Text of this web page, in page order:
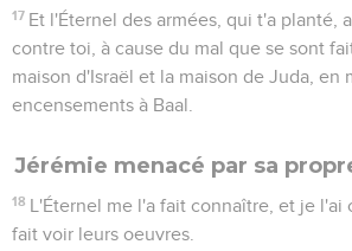
17 Et l'Éternel des armées, qui t'a planté,
contre toi, à cause du mal que se sont
maison d'Israël et la maison de Juda, en
encensements à Baal.
Jérémie menacé par sa
18 L'Éternel me l'a fait connaître, et je l'ai
fait voir leurs oeuvres.